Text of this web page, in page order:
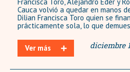
Cauca volvió a quedar en manos
Dilian Francisca Toro quien se
prácticamente sola, lo que
Ver más diciembre